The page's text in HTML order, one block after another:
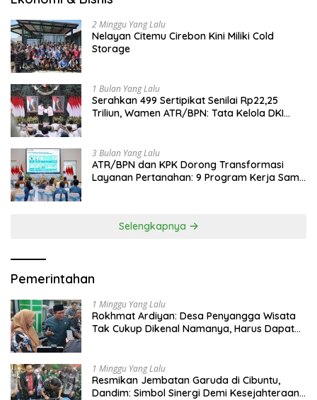
2 Minggu Yang Lalu
Nelayan Citemu Cirebon Kini Miliki Cold
Storage
1 Bulan Yang Lalu
Serahkan 499 Sertipikat Senilai Rp22,25
Triliun, Wamen ATR/BPN: Tata Kelola DKI
3 Bulan Yang Lalu
ATR/BPN dan KPK Dorong Transformasi
Layanan Pertanahan: 9 Program Kerja Sama
Selengkapnya
Pemerintahan
1 Minggu Yang Lalu
Rokhmat Ardiyan: Desa Penyangga Wisata
Tak Cukup Dikenal Namanya, Harus Dapat
1 Minggu Yang Lalu
Resmikan Jembatan Garuda di Cibuntu,
Dandim: Simbol Sinergi Demi Kesejahteraan